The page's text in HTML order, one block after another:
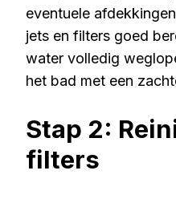
eventuele
jets en filters goed
water volledig
het bad met een
Stap 2:
filters